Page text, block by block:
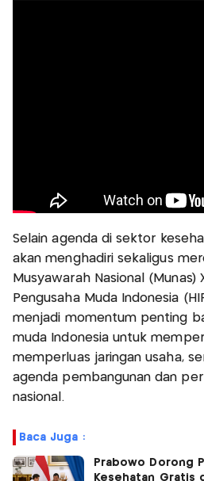
Selain agenda di sektor
akan menghadiri sekaligus
Musyawarah Nasional (Munas)
Pengusaha Muda Indonesia
menjadi momentum penting
muda Indonesia untuk
memperluas jaringan usaha,
agenda pembangunan dan
nasional.
Baca Juga :
Prabowo Dorong
Kesehatan Gratis